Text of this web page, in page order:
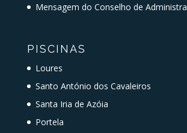
Mensagem do Conselho de
PISCINAS
Loures
Santo António dos Cavaleiros
Santa Iria de Azóia
Portela